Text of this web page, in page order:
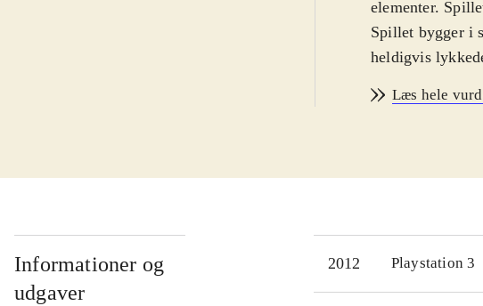
elementer.
Spillet bygger i
heldigvis
som rummer
ligesom der
filmene. Under
købe magiske
Læs hele
Informationer og
udgaver
2012 Playstation 3